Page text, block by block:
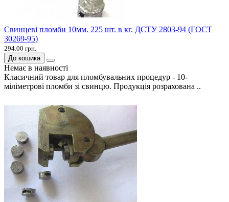
Свинцеві пломби 10мм. 225 шт. в кг. ДСТУ 2803-94 (ГОСТ
30269-95)
294.00 грн.
До кошика
Немає в наявності
Класичний товар для пломбувальних процедур - 10-
міліметрові пломби зі свинцю. Продукція розрахована ..